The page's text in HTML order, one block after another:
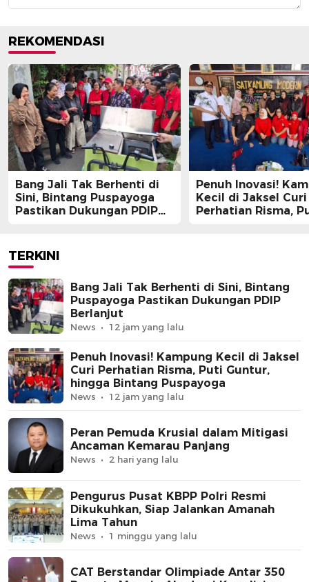
REKOMENDASI
Bang Jali Tak Berhenti di
Sini, Bintang Puspayoga
Pastikan Dukungan PDIP
Penuh Inovasi!
Kecil di Jaksel Curi
Perhatian Risma,
TERKINI
Bang Jali Tak Berhenti di Sini, Bintang
Puspayoga Pastikan Dukungan PDIP
Berlanjut
News 12 jam yang lalu
Penuh Inovasi! Kampung Kecil di Jaksel
Curi Perhatian Risma, Puti Guntur,
hingga Bintang Puspayoga
News 12 jam yang lalu
Peran Pemuda Krusial dalam Mitigasi
Ancaman Kemarau Panjang
News 2 hari yang lalu
Pengurus Pusat KBPP Polri Resmi
Dikukuhkan, Siap Jalankan Amanah
Lima Tahun
News 1 minggu yang lalu
CAT Berstandar Olimpiade Antar 350